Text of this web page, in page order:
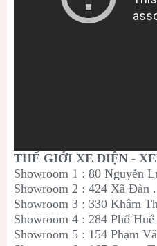
THẾ GIỚI XE ĐIỆN -
Showroom 1 : 80 Nguyễn
Showroom 2 : 424 Xã
Showroom 3 : 330 Khâm
Showroom 4 : 284 Phố
Showroom 5 : 154 Phạm